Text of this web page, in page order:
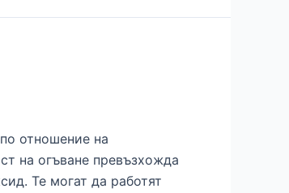
отношение на
на огъване превъзхожда
Те могат да работят